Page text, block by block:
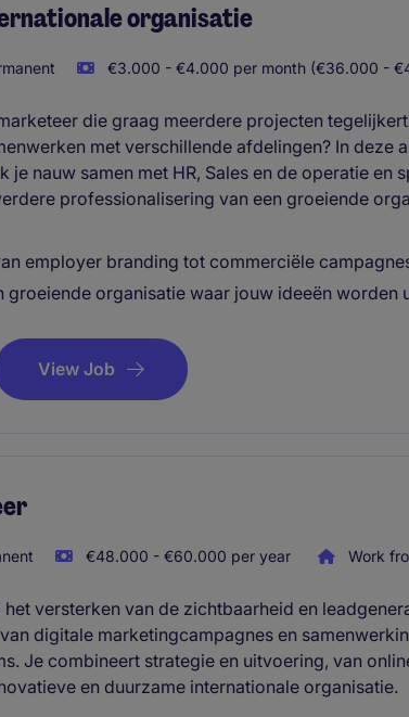
organisatie
€3.000 - €4.000 per month (€36.000 -
die graag meerdere projecten
met verschillende afdelingen? In deze
je nauw samen met HR, Sales en de operatie en
professionalisering van een groeiende
employer branding tot commerciële
groeiende organisatie waar jouw ideeën worden
View Job
€48.000 - €60.000 per year Work
versterken van de zichtbaarheid en
digitale marketingcampagnes en
Je combineert strategie en uitvoering, van
en duurzame internationale organisatie.